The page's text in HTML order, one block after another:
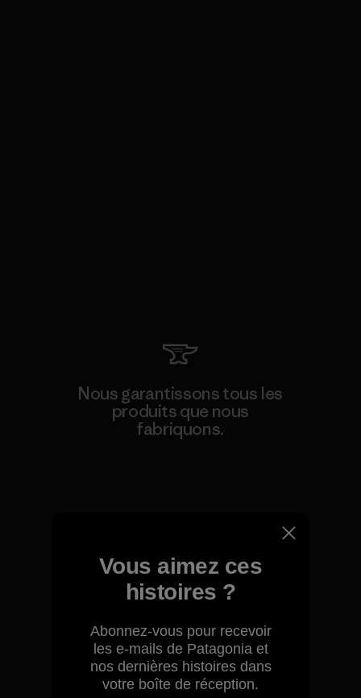
Nous garantissons tous les
produits que nous
fabriquons.
Nous assumons la
responsabilité de notre
Découvrez notre empreinte carbone
Vous aimez ces
histoires ?
Abonnez-vous pour recevoir
les e-mails de Patagonia et
nos dernières histoires dans
votre boîte de réception.